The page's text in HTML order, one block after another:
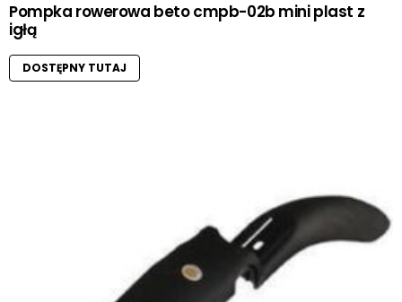
Pompka rowerowa beto cmpb-02b mini plast z
igłą
DOSTĘPNY TUTAJ